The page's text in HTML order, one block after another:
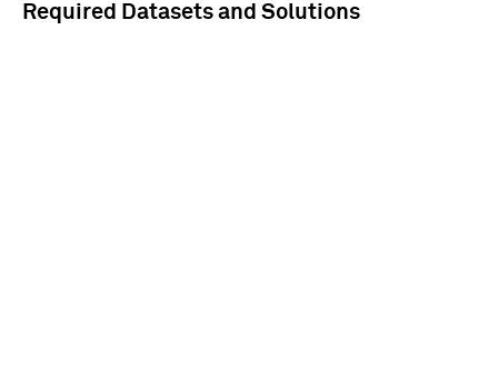
Required Datasets and Solutions